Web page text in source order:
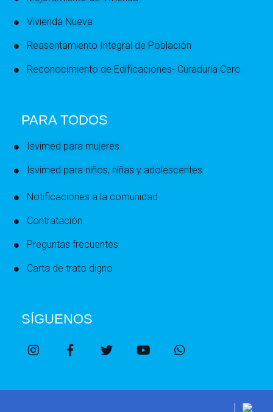
Vivienda Nueva
Reasentamiento Integral de Población
Reconocimiento de Edificaciones- Curaduría Cero
PARA TODOS
Isvimed para mujeres
Isvimed para niños, niñas y adolescentes
Notificaciones a la comunidad
Contratación
Preguntas frecuentes
Carta de trato digno
SÍGUENOS